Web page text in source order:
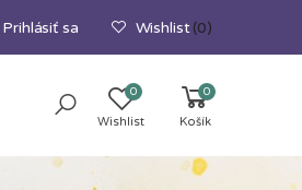
Prihlásiť sa Wishlist (0)
0
Wishlist
0
Košík